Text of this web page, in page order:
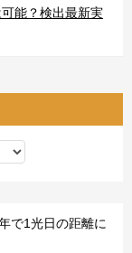
能？検出最新実
で1光日の距離に